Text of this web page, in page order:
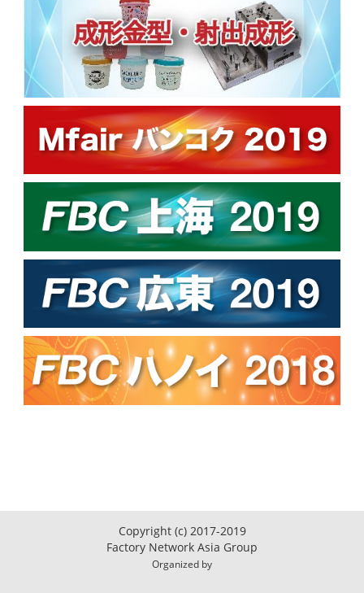
Copyright (c) 2017-2019
Factory Network Asia Group
Organized by